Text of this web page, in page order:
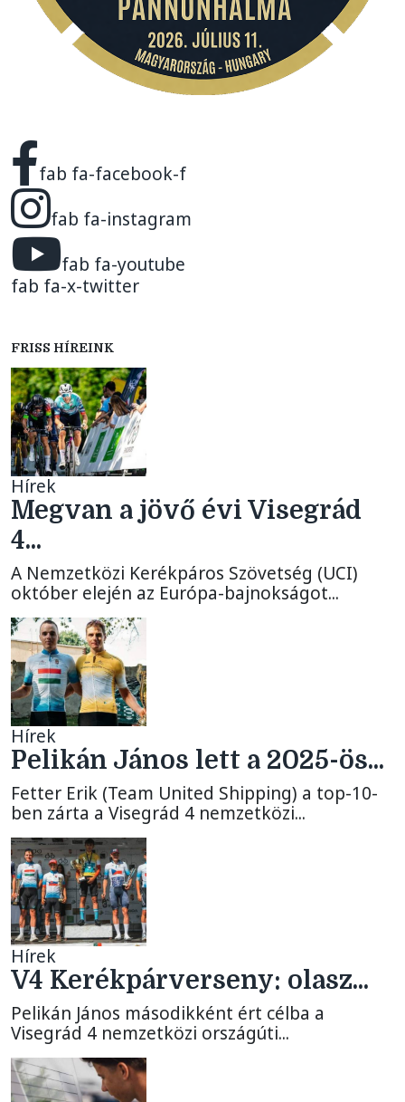
fab fa-facebook-f
fab fa-instagram
fab fa-youtube
fab fa-x-twitter
FRISS HÍREINK
Hírek
Megvan a jövő évi Visegrád
4...
A Nemzetközi Kerékpáros Szövetség (UCI)
október elején az Európa-bajnokságot...
Hírek
Pelikán János lett a 2025-ös...
Fetter Erik (Team United Shipping) a top-10-
ben zárta a Visegrád 4 nemzetközi...
Hírek
V4 Kerékpárverseny: olasz...
Pelikán János másodikként ért célba a
Visegrád 4 nemzetközi országúti...